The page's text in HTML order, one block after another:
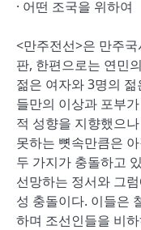
· 어떤 조국을 위하여
<만주전선>은 만주
판, 한편으로는 연민
젊은 여자와 3명의
들만의 이상과 포부
적 성향을 지향했으
못하는 뼛속만큼은
두 가지가 충돌하고
선망하는 정서와 그
성 충돌이다. 이들은
하며 조선인들을 비